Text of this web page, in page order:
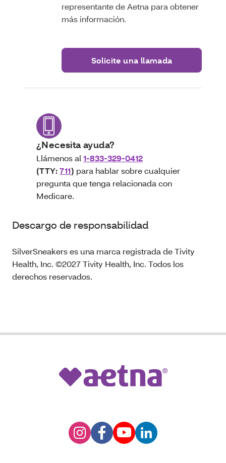
representante de Aetna para obtener
más información.
Solicite una llamada
¿Necesita ayuda?
Llámenos al1-833-329-0412
(TTY:711) para hablar sobre cualquier
pregunta que tenga relacionada con
Medicare.
Descargo de responsabilidad
SilverSneakers es una marca registrada de Tivity
Health, Inc. ©2027 Tivity Health, Inc. Todos los
derechos reservados.